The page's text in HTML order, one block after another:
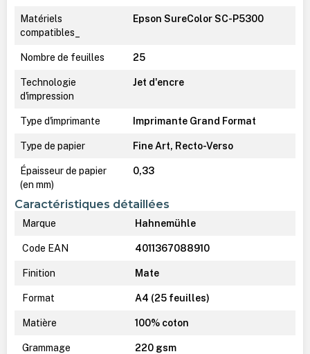
Matériels
compatibles_
Epson SureColor SC-P5300
Nombre de feuilles 25
Technologie
d'impression
Jet d'encre
Type d'imprimante Imprimante Grand Format
Type de papier Fine Art, Recto-Verso
Épaisseur de papier
(en mm)
0,33
Caractéristiques détaillées
Marque Hahnemühle
Code EAN 4011367088910
Finition Mate
Format A4 (25 feuilles)
Matière 100% coton
Grammage 220 gsm